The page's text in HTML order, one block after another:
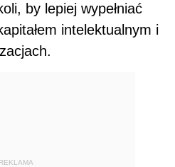
by lepiej wypełniać
intelektualnym i
REKLAMA